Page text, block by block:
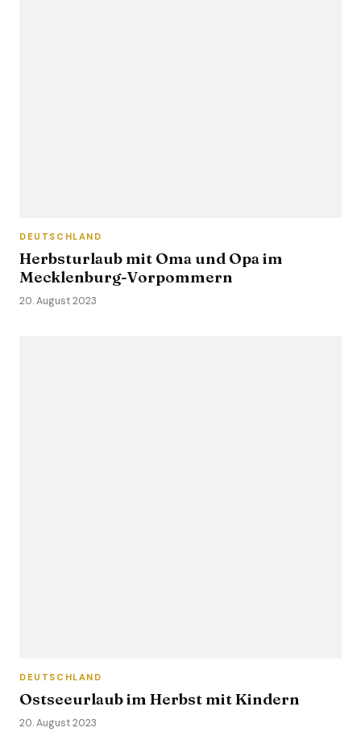
DEUTSCHLAND
Herbsturlaub mit Oma und Opa im
Mecklenburg-Vorpommern
20. August 2023
DEUTSCHLAND
Ostseeurlaub im Herbst mit Kindern
20. August 2023